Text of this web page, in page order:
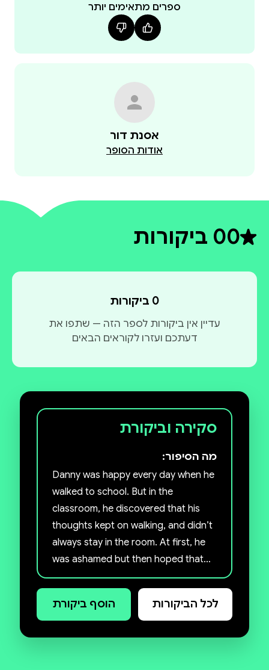
ספרים מתאימים יותר
אודות הסופר
0דירוג ממוצע 0 מתוך 5
0 ביקורות
0 ביקורות
עדיין אין ביקורות לספר הזה — שתפו את
דעתכם ועזרו לקוראים הבאים
סקירה וביקורת
מה הסיפור:
Danny was happy every day when he
walked to school. But in the
classroom, he discovered that his
thoughts kept on walking, and didn’t
always stay in the room. At first, he
was ashamed but then hoped that
like his father, his wandering
thoughts would return to him,
bringing along new and fresh ideas.
לכל הביקורות הוסף ביקורת